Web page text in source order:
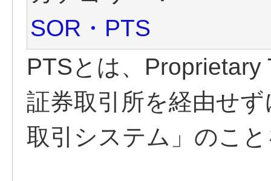
SOR・PTS
PTSとは、
証券取引所を経由せ
取引システム」のこ